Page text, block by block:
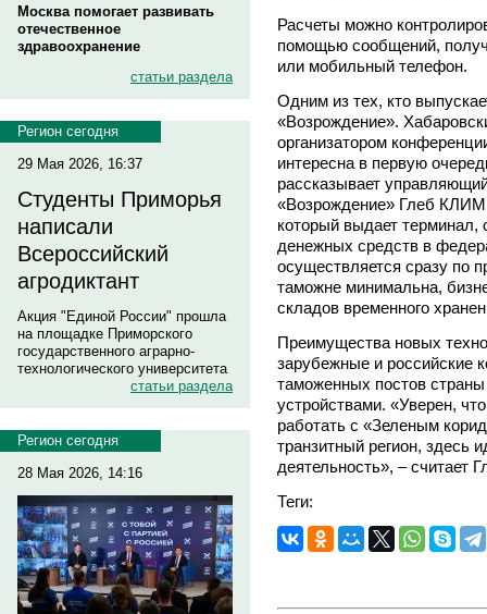
Москва помогает развивать
отечественное
здравоохранение
статьи раздела
Регион сегодня
29 Мая 2026, 16:37
Студенты Приморья
написали
Всероссийский
агродиктант
Акция "Единой России" прошла
на площадке Приморского
государственного аграрно-
технологического университета
статьи раздела
Регион сегодня
28 Мая 2026, 14:16
Расчеты можно
помощью сообщений,
или мобильный телефон.
Одним из тех, кто
«Возрождение».
организатором
интересна в первую
рассказывает
«Возрождение» Глеб
который выдает терминал,
денежных средств в
осуществляется сразу по
таможне минимальна,
складов временного
Преимущества новых
зарубежные и российские
таможенных постов
устройствами. «Уверен,
работать с «Зеленым
транзитный регион, здесь
деятельность», – считает
Теги: